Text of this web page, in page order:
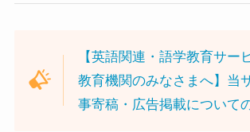
【英語関連・語学教育サー
教育機関のみなさまへ】当
事寄稿・広告掲載について